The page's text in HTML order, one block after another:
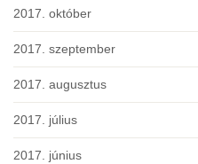
2017. október
2017. szeptember
2017. augusztus
2017. július
2017. június